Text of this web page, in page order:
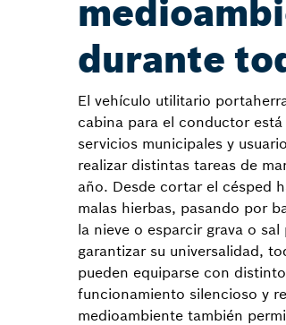
durante
El vehículo utilitario
cabina para el conductor
servicios municipales y
realizar distintas tareas de
año. Desde cortar el césped
malas hierbas, pasando por
la nieve o esparcir grava o
garantizar su universalidad,
pueden equiparse con
funcionamiento silencioso y
medioambiente también